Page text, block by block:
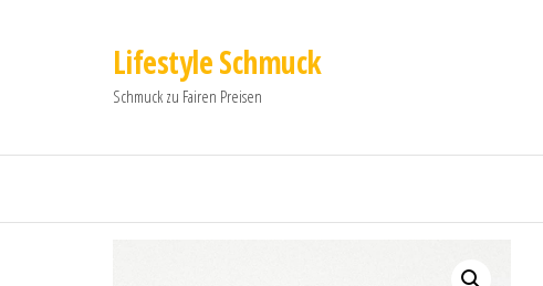
Lifestyle Schmuck
Schmuck zu Fairen Preisen